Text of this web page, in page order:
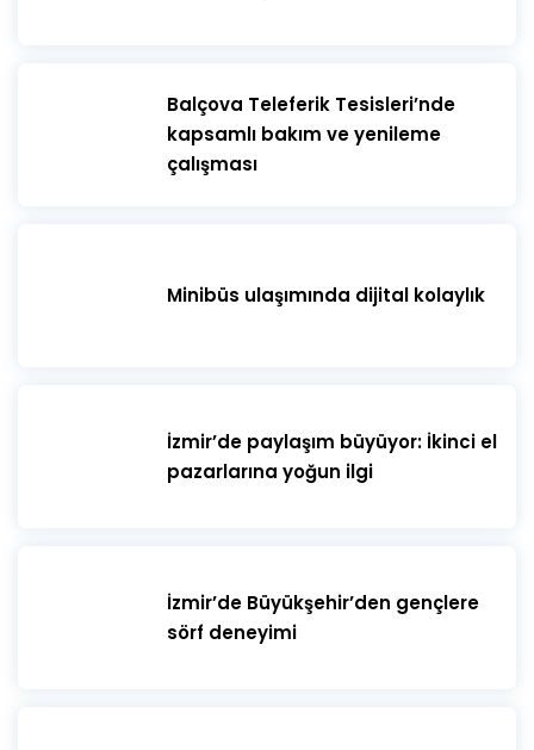
​Balçova Teleferik Tesisleri’nde
kapsamlı bakım ve yenileme
çalışması
Minibüs ulaşımında dijital kolaylık
İzmir’de paylaşım büyüyor: İkinci el
pazarlarına yoğun ilgi
İzmir’de Büyükşehir’den gençlere
sörf deneyimi